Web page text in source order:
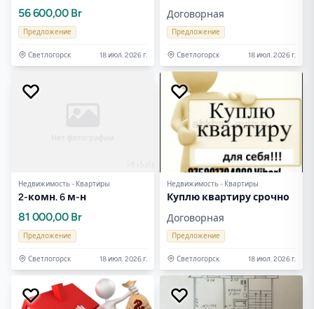
56 600,00 Br
Предложение
Светлогорск 18 июл. 2026 г.
Договорная
Предложение
Светлогорск 18 июл. 2026 г.
Недвижимость - Квартиры
2-комн. 6 м-н
81 000,00 Br
Предложение
Светлогорск 18 июл. 2026 г.
Недвижимость - Квартиры
Куплю квартиру срочно
Договорная
Предложение
Светлогорск 18 июл. 2026 г.